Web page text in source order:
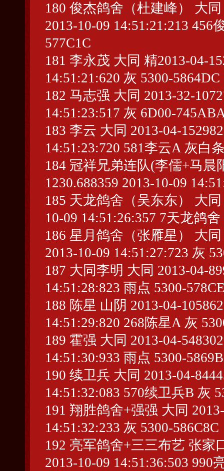
180 俊杰鸽舍（杜建峰） 大同
2013-10-09 14:51:21:213
577C1C
181 李永茂 大同 精2013-04-
14:51:21:620 灰 5300-5864DC
182 马志强 大同 2013-32-
14:51:23:517 灰 6D00-
183 李云 大同 2013-04-
14:51:23:720 581李云A 灰白
184 冠祥兄弟连队(李儒+马晨
1230.688359 2013-10-09
185 天龙鸽舍（吴东东） 大同
10-09 14:51:26:357 7天龙鸽
186 星月鸽舍（张雁星） 大
2013-10-09 14:51:27:723 灰
187 大同李明 大同 2013-04-
14:51:28:823 雨点 5300-
188 陈星 山阴 2013-04-
14:51:29:820 268陈星A 灰
189 霍强 大同 2013-04-
14:51:30:933 雨点 5300-
190 续卫兵 大同 2013-04-
14:51:32:083 570续卫兵B 灰
191 翔胜鸽舍+强强 大同
14:51:32:233 灰 5300-586C8C
192 亮军鸽舍+三三布艺 张家
2013-10-09 14:51:36:503